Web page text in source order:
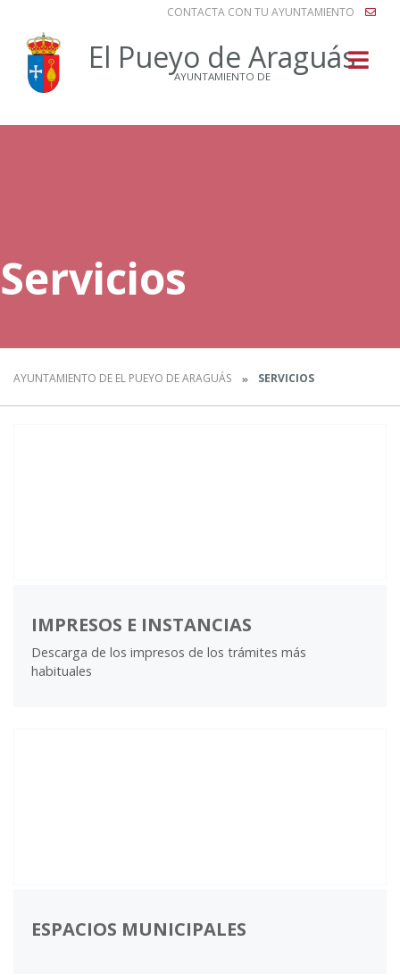
CONTACTA CON TU AYUNTAMIENTO
El Pueyo de Araguás
AYUNTAMIENTO DE
Servicios
AYUNTAMIENTO DE EL PUEYO DE ARAGUÁS SERVICIOS
IMPRESOS E INSTANCIAS
Descarga de los impresos de los trámites más
habituales
ESPACIOS MUNICIPALES